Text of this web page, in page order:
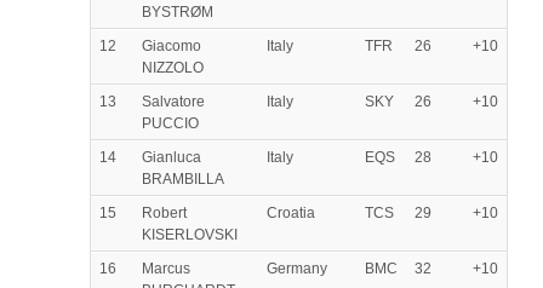
BYSTRØM
12
Giacomo
NIZZOLO
Italy TFR 26 +10
13
Salvatore
PUCCIO
Italy SKY 26 +10
14
Gianluca
BRAMBILLA
Italy EQS 28 +10
15
Robert
KISERLOVSKI
Croatia TCS 29 +10
16
Marcus
Germany BMC 32 +10